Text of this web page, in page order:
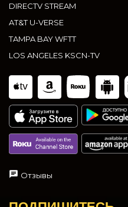
DIRECTV STREAM
AT&T U-VERSE
TAMPA BAY WFTT
LOS ANGELES KSCN-TV
Отзывы